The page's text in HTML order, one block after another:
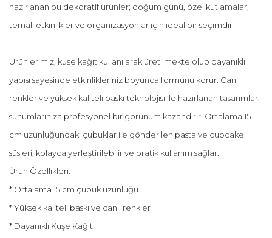
hazırlanan bu dekoratif ürünler; doğum günü, özel kutlamalar,
temalı etkinlikler ve organizasyonlar için ideal bir seçimdir
Ürünlerimiz, kuşe kağıt kullanılarak üretilmekte olup dayanıklı
yapısı sayesinde etkinlikleriniz boyunca formunu korur. Canlı
renkler ve yüksek kaliteli baskı teknolojisi ile hazırlanan tasarımlar,
sunumlarınıza profesyonel bir görünüm kazandırır. Ortalama 15
cm uzunluğundaki çubuklar ile gönderilen pasta ve cupcake
süsleri, kolayca yerleştirilebilir ve pratik kullanım sağlar.
Ürün Özellikleri:
* Ortalama 15 cm çubuk uzunluğu
* Yüksek kaliteli baskı ve canlı renkler
* Dayanıklı Kuşe Kağıt